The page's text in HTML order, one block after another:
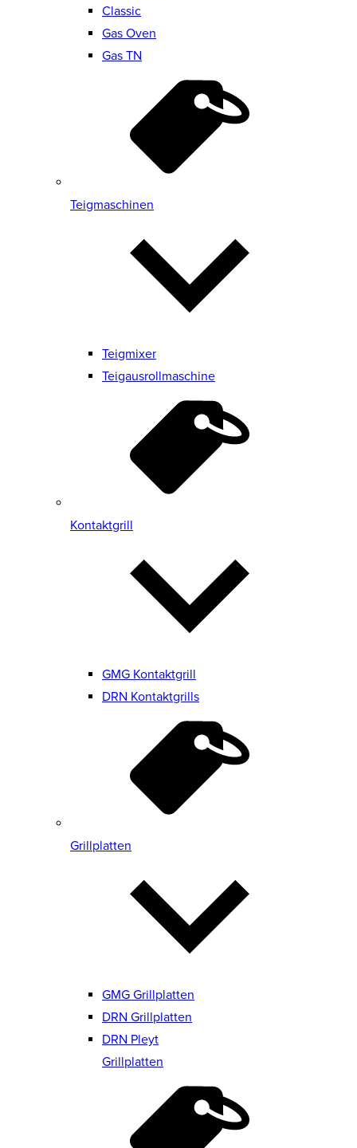
Classic
Gas Oven
Gas TN
Teigmaschinen
Teigmixer
Teigausrollmaschine
Kontaktgrill
GMG Kontaktgrill
DRN Kontaktgrills
Grillplatten
GMG Grillplatten
DRN Grillplatten
DRN Pleyt
Grillplatten